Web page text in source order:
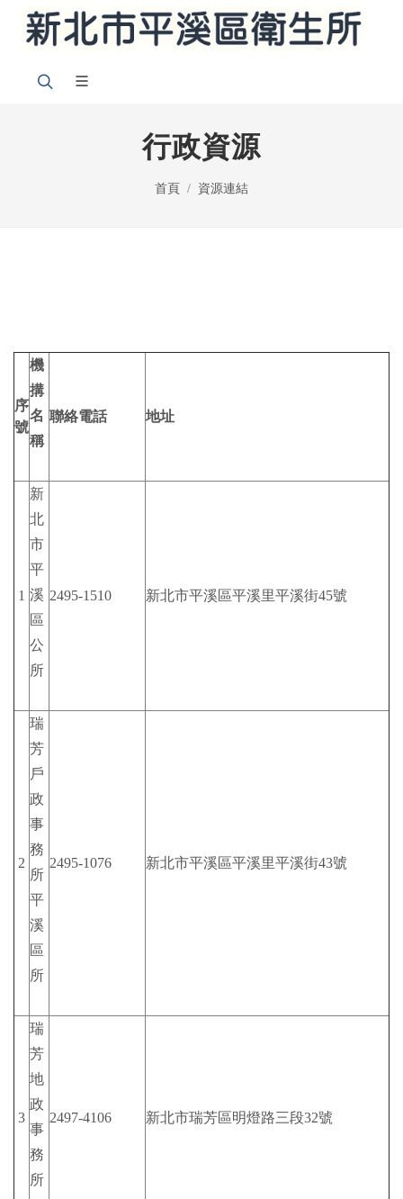
行政資源
首頁 資源連結
序
號
機
搆
名
稱
聯絡電話 地址
1
新
北
市
平
溪
區
公
所
2495-1510 新北市平溪區平溪里平溪街45號
2
瑞
芳
戶
政
事
務
所
平
溪
區
所
2495-1076 新北市平溪區平溪里平溪街43號
3
瑞
芳
地
政
事
務
所
2497-4106 新北市瑞芳區明燈路三段32號